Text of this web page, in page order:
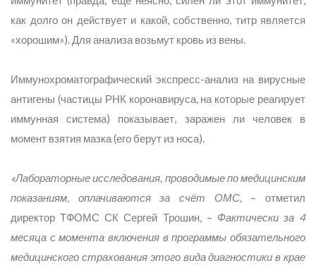
как долго он действует и какой, собственно, титр является
«хорошим»). Для анализа возьмут кровь из вены.
Иммунохроматографический экспресс-анализ на вирусные
антигены (частицы РНК коронавируса, на которые реагирует
иммунная система) показывает, заражен ли человек в
момент взятия мазка (его берут из носа).
«Лабораторные исследования, проводимые по медицинским
показаниям, оплачиваются за счёт ОМС,– отметил
директор ТФОМС СК Сергей Трошин, – Фактически за 4
месяца с момента включения в программы обязательного
медицинского страхования этого вида диагностики в крае